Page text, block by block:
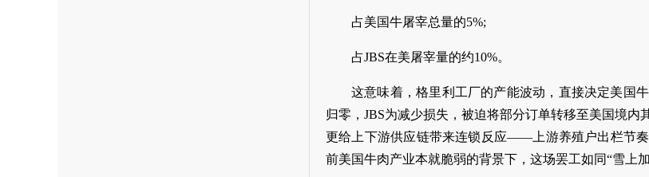
占美国牛屠宰总量的5%;
占JBS在美屠宰量的约10%。
这意味着，格里利工厂的产能波动，直接决定美国
归零，JBS为减少损失，被迫将部分订单转移至美国境
更给上下游供应链带来连锁反应——上游养殖户出栏节
前美国牛肉产业本就脆弱的背景下，这场罢工如同“雪上